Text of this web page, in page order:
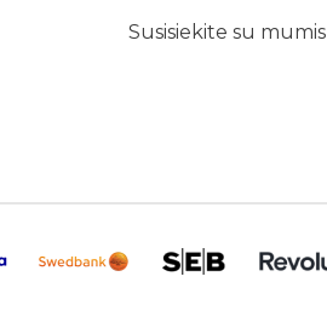
Susisiekite su mumis